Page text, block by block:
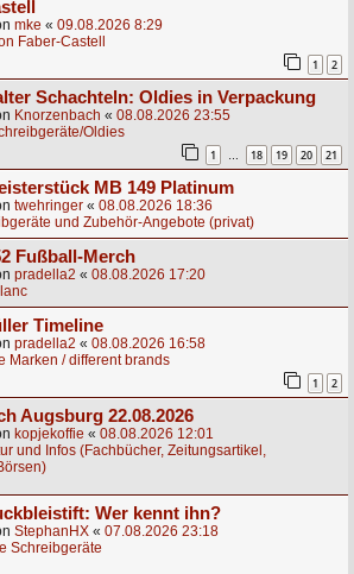
mke « 09.08.2026 8:29
Faber-Castell
1 2
Schachteln: Oldies in Verpackung
Knorzenbach « 08.08.2026 23:55
Oldies
1 … 18 19 20 21
MB 149 Platinum
twehringer « 08.08.2026 18:36
und Zubehör-Angebote (privat)
Fußball-Merch
pradella2 « 08.08.2026 17:20
Timeline
pradella2 « 08.08.2026 16:58
Marken / different brands
1 2
Augsburg 22.08.2026
kopjekoffie « 08.08.2026 12:01
und Infos (Fachbücher, Zeitungsartikel,
Wer kennt ihn?
StephanHX « 07.08.2026 23:18
Schreibgeräte